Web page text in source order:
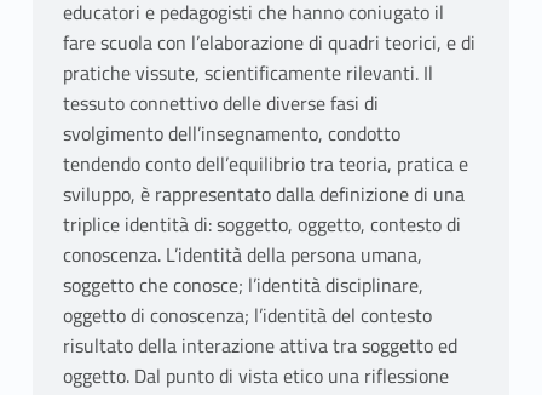
educatori e pedagogisti che hanno coniugato il
fare scuola con l’elaborazione di quadri teorici, e di
pratiche vissute, scientificamente rilevanti. Il
tessuto connettivo delle diverse fasi di
svolgimento dell’insegnamento, condotto
tendendo conto dell’equilibrio tra teoria, pratica e
sviluppo, è rappresentato dalla definizione di una
triplice identità di: soggetto, oggetto, contesto di
conoscenza. L’identità della persona umana,
soggetto che conosce; l’identità disciplinare,
oggetto di conoscenza; l’identità del contesto
risultato della interazione attiva tra soggetto ed
oggetto. Dal punto di vista etico una riflessione